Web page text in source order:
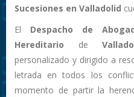
Sucesiones en Valladolid
El Despacho de
Hereditario de
personalizado y dirigido a
letrada en todos los
momento de partir la